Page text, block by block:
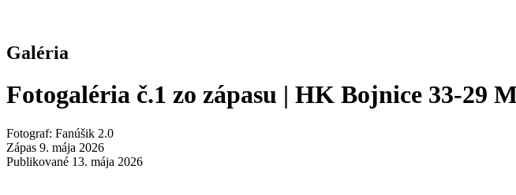
Galéria
Fotogaléria č.1 zo zápasu | HK Bojnice 33-29
Fotograf: Fanúšik 2.0
Zápas 9. mája 2026
Publikované 13. mája 2026